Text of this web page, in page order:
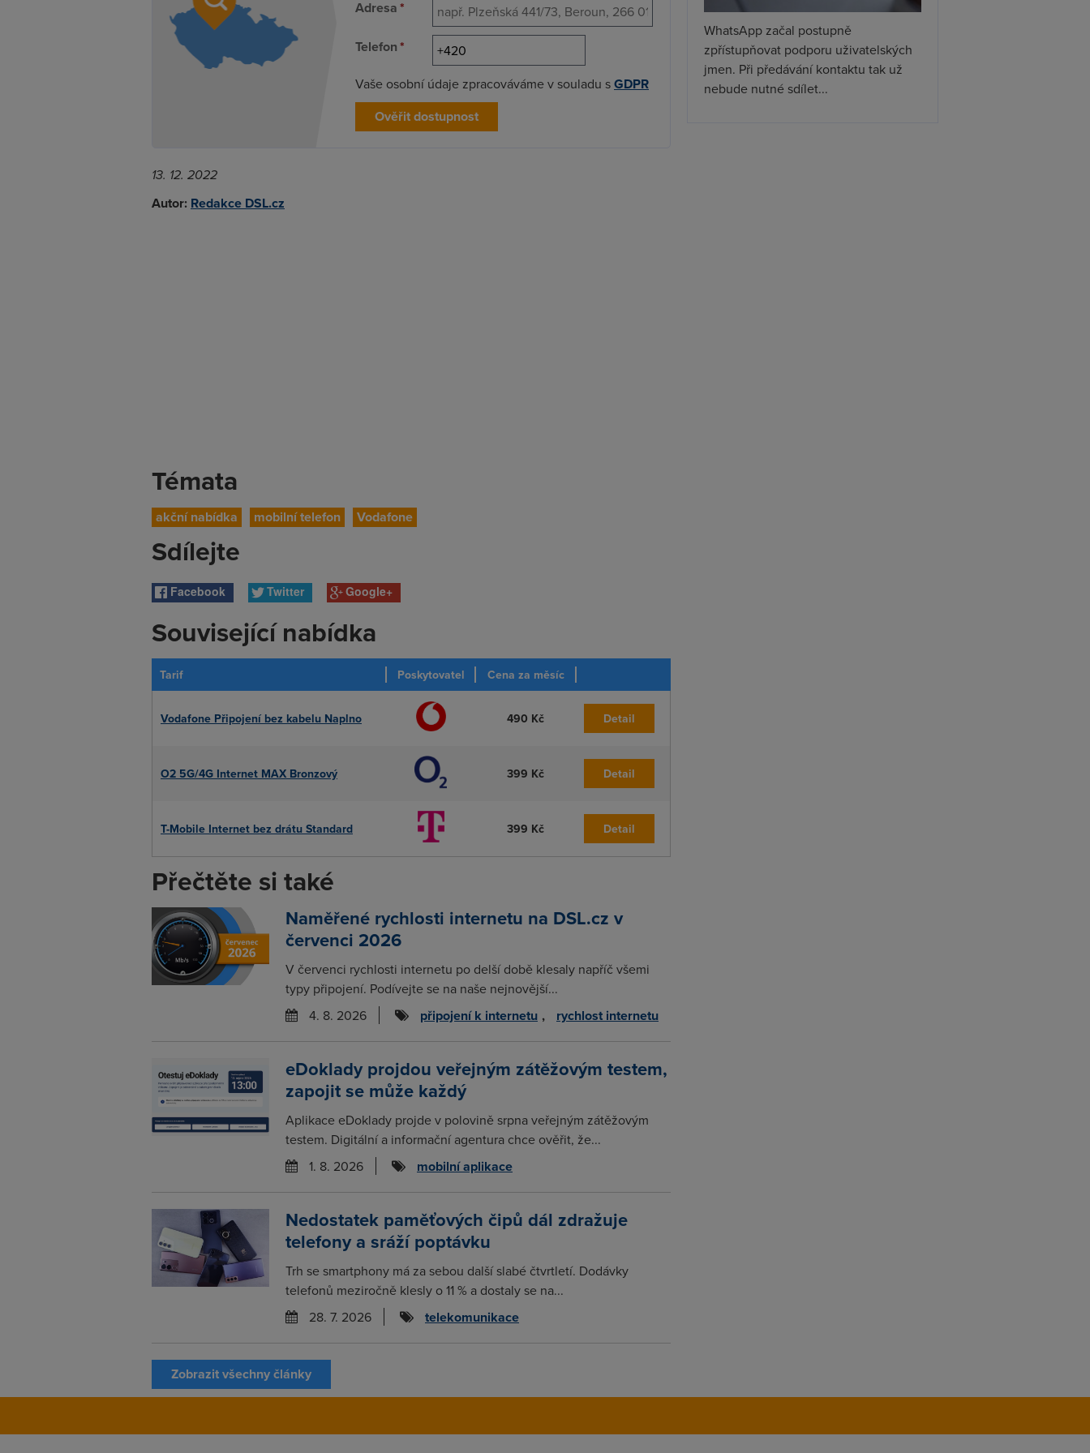
Adresa*
Telefon*
Vaše osobní údaje zpracováváme v souladu sGDPR
Ověřit dostupnost
13. 12. 2022
Autor: Redakce DSL.cz
Témata
akční nabídka mobilní telefon Vodafone
Sdílejte
Facebook Twitter Google+
Související nabídka
Tarif Poskytovatel Cena za měsíc
Vodafone Připojení bez kabelu Naplno 490 Kč Detail
O2 5G/4G Internet MAX Bronzový 399 Kč Detail
T-Mobile Internet bez drátu Standard 399 Kč Detail
Přečtěte si také
Naměřené rychlosti internetu na DSL.cz v
červenci 2026
V červenci rychlosti internetu po delší době klesaly napříč všemi
typy připojení. Podívejte se na naše nejnovější...
4. 8. 2026
připojení k internetu , rychlost internetu
eDoklady projdou veřejným zátěžovým testem,
zapojit se může každý
Aplikace eDoklady projde v polovině srpna veřejným zátěžovým
testem. Digitální a informační agentura chce ověřit, že...
1. 8. 2026
mobilní aplikace
Nedostatek paměťových čipů dál zdražuje
telefony a sráží poptávku
Trh se smartphony má za sebou další slabé čtvrtletí. Dodávky
telefonů meziročně klesly o 11 % a dostaly se na...
28. 7. 2026
telekomunikace
Zobrazit všechny články
WhatsApp začal postupně
zpřístupňovat podporu uživatelských
jmen. Při předávání kontaktu tak už
nebude nutné sdílet...